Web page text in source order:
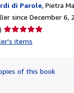
di Parole, Pietra
since December 6,
Seller
rating
of
5
items
of this book